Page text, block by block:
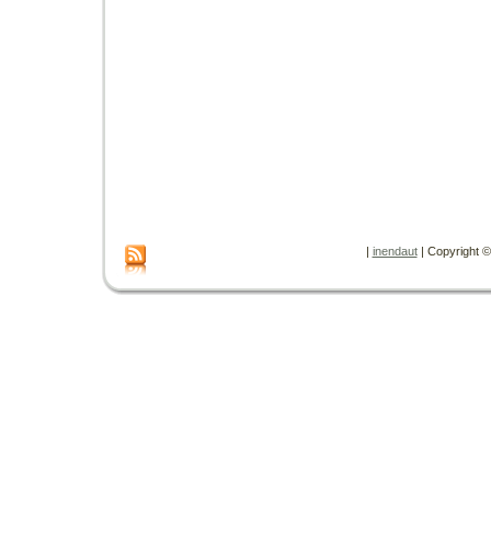
| inendaut| Copyright ©